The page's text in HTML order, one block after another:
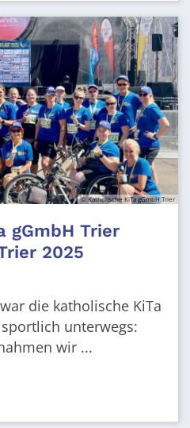
© Katholische KiTa gGmbH Trier
gGmbH Trier
2025
die katholische KiTa
unterwegs:
wir ...